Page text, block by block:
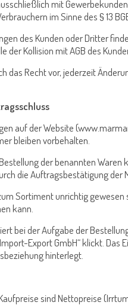
mit
im Sinne des § 13
des Kunden oder Dritter
der Kollision mit AGB des
das Recht vor, jederzeit
auf der Website
bleiben vorbehalten.
der benannten
die Auftragsbestätigung der
Sortiment unrichtig
kann.
bei der Aufgabe der
Export GmbH“ klickt.
hinterlegt.
sind Nettopreise